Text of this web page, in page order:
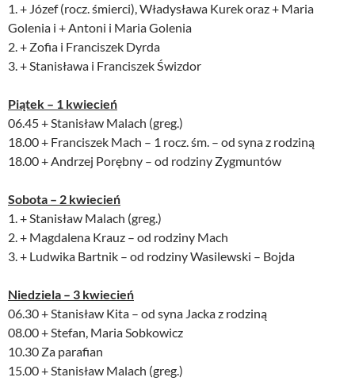
1. + Józef (rocz. śmierci), Władysława Kurek oraz + Maria
Golenia i + Antoni i Maria Golenia
2. + Zofia i Franciszek Dyrda
3. + Stanisława i Franciszek Świzdor
Piątek – 1 kwiecień
06.45 + Stanisław Malach (greg.)
18.00 + Franciszek Mach – 1 rocz. śm. – od syna z rodziną
18.00 + Andrzej Porębny – od rodziny Zygmuntów
Sobota – 2 kwiecień
1. + Stanisław Malach (greg.)
2. + Magdalena Krauz – od rodziny Mach
3. + Ludwika Bartnik – od rodziny Wasilewski – Bojda
Niedziela – 3 kwiecień
06.30 + Stanisław Kita – od syna Jacka z rodziną
08.00 + Stefan, Maria Sobkowicz
10.30 Za parafian
15.00 + Stanisław Malach (greg.)